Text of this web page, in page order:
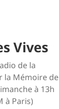
Vives
de la
la Mémoire de
à 13h
à Paris)